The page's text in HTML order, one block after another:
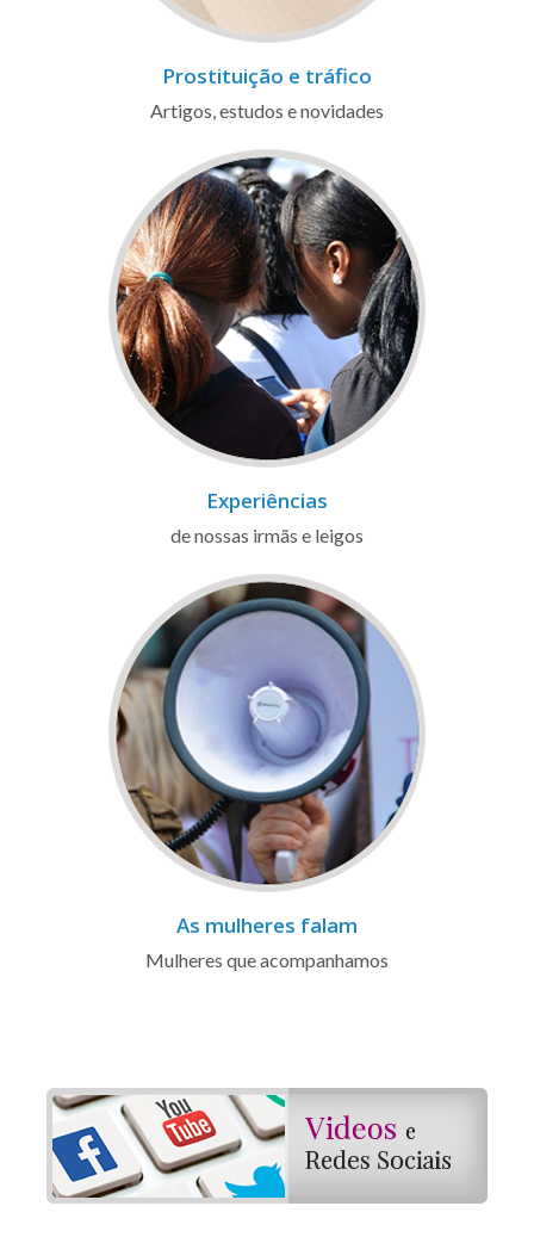
Prostituição e tráfico
Artigos, estudos e novidades
Experiências
de nossas irmãs e leigos
As mulheres falam
Mulheres que acompanhamos